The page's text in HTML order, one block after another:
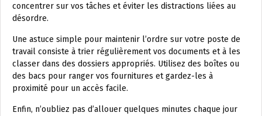
concentrer sur vos tâches et éviter les distractions liées au
désordre.
Une astuce simple pour maintenir l’ordre sur votre poste de
travail consiste à trier régulièrement vos documents et à les
classer dans des dossiers appropriés. Utilisez des boîtes ou
des bacs pour ranger vos fournitures et gardez-les à
proximité pour un accès facile.
Enfin, n’oubliez pas d’allouer quelques minutes chaque jour